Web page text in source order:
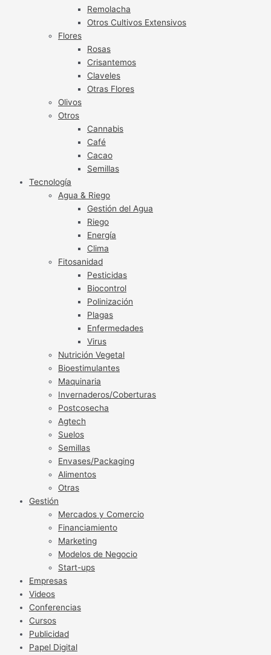
Remolacha
Otros Cultivos Extensivos
Flores
Rosas
Crisantemos
Claveles
Otras Flores
Olivos
Otros
Cannabis
Café
Cacao
Semillas
Tecnología
Agua & Riego
Gestión del Agua
Riego
Energía
Clima
Fitosanidad
Pesticidas
Biocontrol
Polinización
Plagas
Enfermedades
Virus
Nutrición Vegetal
Bioestimulantes
Maquinaria
Invernaderos/Coberturas
Postcosecha
Agtech
Suelos
Semillas
Envases/Packaging
Alimentos
Otras
Gestión
Mercados y Comercio
Financiamiento
Marketing
Modelos de Negocio
Start-ups
Empresas
Videos
Conferencias
Cursos
Publicidad
Papel Digital